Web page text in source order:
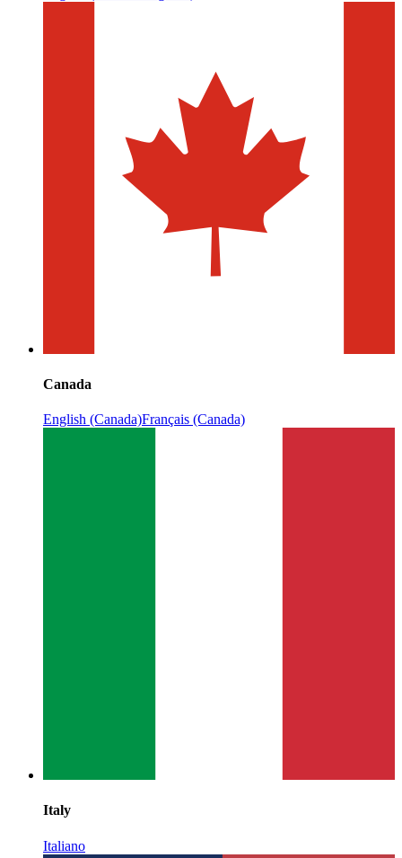
Canada
English (Canada)Français (Canada)
Italy
Italiano